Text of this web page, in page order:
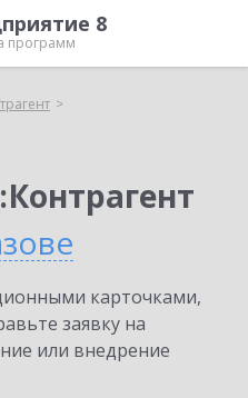
8
программ
карточками,
заявку на
или внедрение